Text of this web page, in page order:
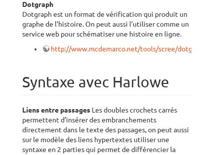
Dotgraph
Dotgraph est un format de vérification qui produit un
graphe de l’histoire. On peut aussi l’utiliser comme un
service web pour schématiser une histoire en ligne.
http://www.mcdemarco.net/tools/scree/dotgraph/
Syntaxe avec Harlowe
Liens entre passages Les doubles crochets carrés
permettent d’insérer des embranchements
directement dans le texte des passages, on peut aussi
sur le modèle des liens hypertextes utiliser une
syntaxe en 2 parties qui permet de différencier la